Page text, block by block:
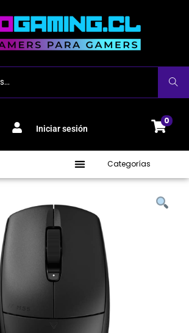
Buscar
Iniciar sesión
0
Categorías